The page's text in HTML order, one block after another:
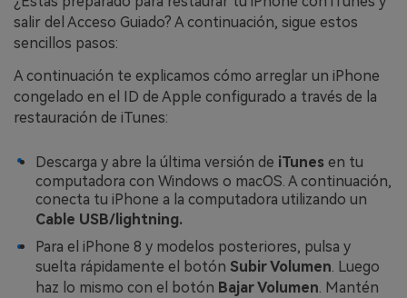
salir del Acceso Guiado? A continuación, sigue estos
sencillos pasos:
A continuación te explicamos cómo arreglar un iPhone
congelado en el ID de Apple configurado a través de la
restauración de iTunes:
Descarga y abre la última versión de iTunes en tu
computadora con Windows o macOS. A continuación,
conecta tu iPhone a la computadora utilizando un
Cable USB/lightning.
Para el iPhone 8 y modelos posteriores, pulsa y
suelta rápidamente el botón Subir Volumen. Luego
haz lo mismo con el botón Bajar Volumen. Mantén